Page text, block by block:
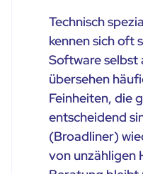
Technisch
kennen sich oft
Software selbst
übersehen
Feinheiten, die
entscheidend
(Broadliner)
von unzähligen